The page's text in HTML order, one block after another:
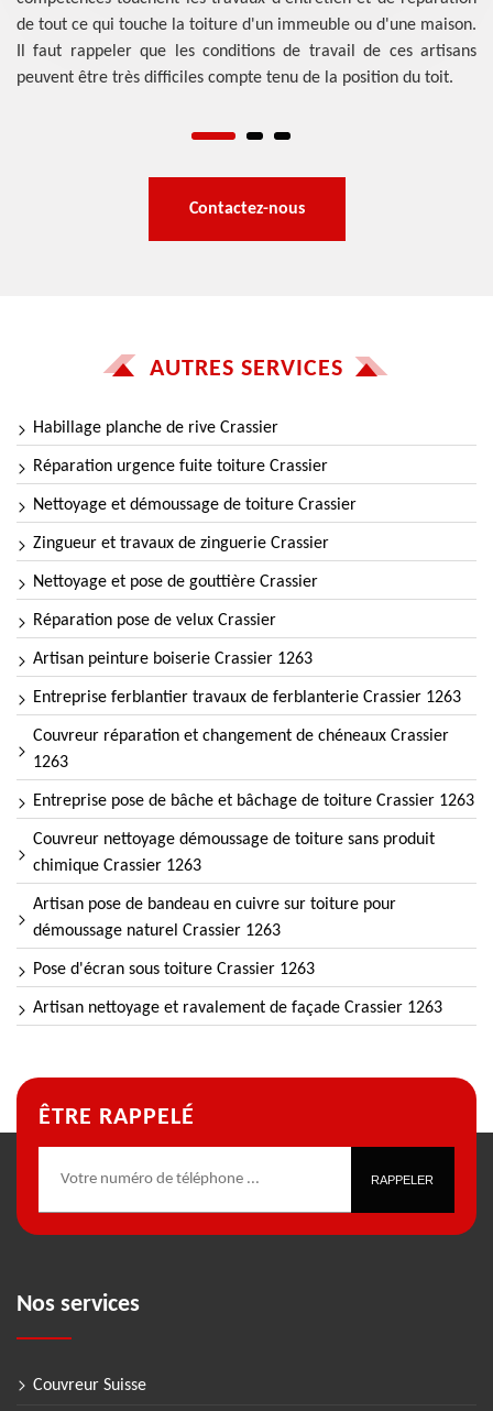
de tout ce qui touche la toiture d'un immeuble ou d'une maison.
Il faut rappeler que les conditions de travail de ces artisans
peuvent être très difficiles compte tenu de la position du toit.
Contactez-nous
AUTRES SERVICES
Habillage planche de rive Crassier
Réparation urgence fuite toiture Crassier
Nettoyage et démoussage de toiture Crassier
Zingueur et travaux de zinguerie Crassier
Nettoyage et pose de gouttière Crassier
Réparation pose de velux Crassier
Artisan peinture boiserie Crassier 1263
Entreprise ferblantier travaux de ferblanterie Crassier 1263
Couvreur réparation et changement de chéneaux Crassier
1263
Entreprise pose de bâche et bâchage de toiture Crassier 1263
Couvreur nettoyage démoussage de toiture sans produit
chimique Crassier 1263
Artisan pose de bandeau en cuivre sur toiture pour
démoussage naturel Crassier 1263
Pose d'écran sous toiture Crassier 1263
Artisan nettoyage et ravalement de façade Crassier 1263
ÊTRE RAPPELÉ
Nos services
Couvreur Suisse